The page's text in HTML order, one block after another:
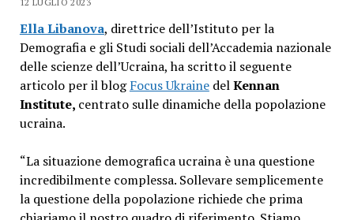
Ella Libanova, direttrice dell’Istituto per la
Demografia e gli Studi sociali dell’Accademia nazionale
delle scienze dell’Ucraina, ha scritto il seguente
articolo per il blogFocus UkrainedelKennan
Institute, centrato sulle dinamiche della popolazione
ucraina.
“La situazione demografica ucraina è una questione
incredibilmente complessa. Sollevare semplicemente
la questione della popolazione richiede che prima